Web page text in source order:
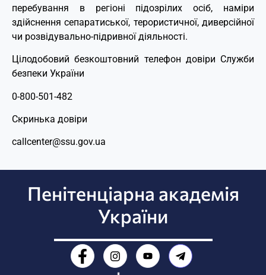
перебування в регіоні підозрілих осіб, наміри
здійснення сепаратиської, терористичної, диверсійної
чи розвідувально-підривної діяльності.
Цілодобовий безкоштовний телефон довіри Служби
безпеки України
0-800-501-482
Скринька довіри
callcenter@ssu.gov.ua
Пенітенціарна академія
України